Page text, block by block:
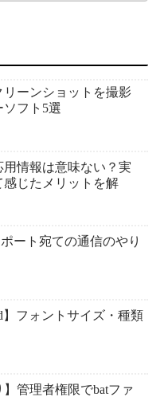
リーンショットを撮影
ソフト5選
用情報は意味ない？実
感じたメリットを解
ポート宛ての通信のやり
】フォントサイズ・種類
】管理者権限でbatファ